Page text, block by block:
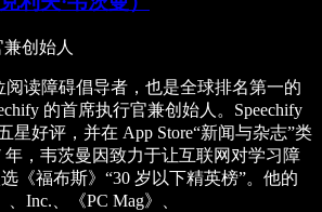
创始人
阅读障碍倡导者，也是全球排名第一的
的首席执行官兼创始人。Speechify
星好评，并在 App Store“新闻与杂志”类
年，韦茨曼因致力于让互联网对学习障
《福布斯》“30 岁以下精英榜”。他的
Inc.、《PC Mag》、